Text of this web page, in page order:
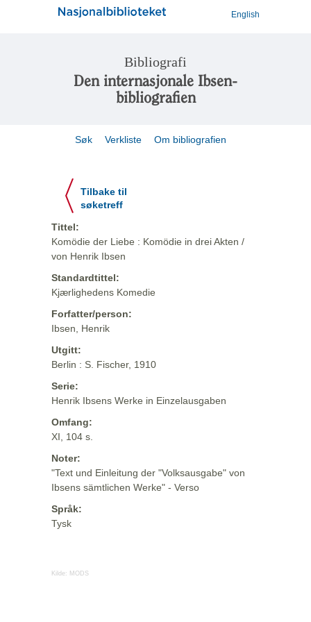
English
Bibliografi
Den internasjonale Ibsen-
bibliografien
Søk Verkliste Om bibliografien
Tilbake til
søketreff
Tittel:
Komödie der Liebe : Komödie in drei Akten /
von Henrik Ibsen
Standardtittel:
Kjærlighedens Komedie
Forfatter/person:
Ibsen, Henrik
Utgitt:
Berlin : S. Fischer, 1910
Serie:
Henrik Ibsens Werke in Einzelausgaben
Omfang:
XI, 104 s.
Noter:
"Text und Einleitung der "Volksausgabe" von
Ibsens sämtlichen Werke" - Verso
Språk:
Tysk
Kilde: MODS